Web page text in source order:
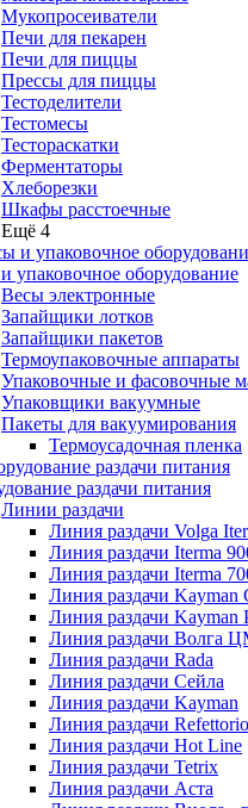
Мукопросеиватели
Печи для пекарен
Печи для пиццы
Прессы для пиццы
Тестоделители
Тестомесы
Тестораскатки
Ферментаторы
Хлеборезки
Шкафы расстоечные
Ещё 4
упаковочное оборудование
Весы электронные
Запайщики лотков
Запайщики пакетов
Термоупаковочные аппараты
Упаковочные и фасовочные
Упаковщики вакуумные
Пакеты для вакуумирования
Термоусадочная пленка
раздачи питания
Линии раздачи
Линия раздачи Volga
Линия раздачи Iterma
Линия раздачи Iterma
Линия раздачи Kayman
Линия раздачи Kayman
Линия раздачи Волга
Линия раздачи Rada
Линия раздачи Сейла
Линия раздачи Kayman
Линия раздачи Refettorio
Линия раздачи Hot Line
Линия раздачи Tetrix
Линия раздачи Аста